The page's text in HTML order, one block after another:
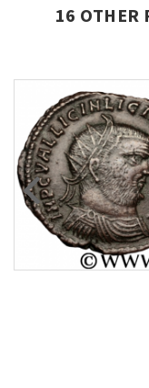
16 OTHER